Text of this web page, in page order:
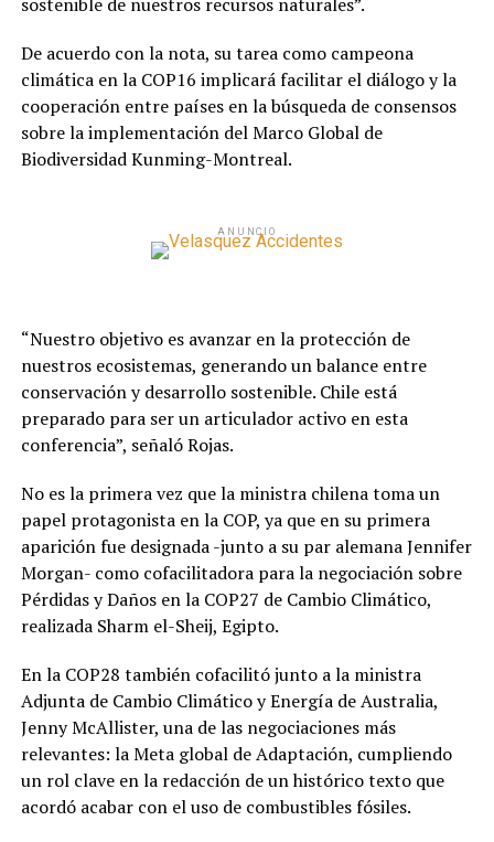
De acuerdo con la nota, su tarea como campeona
climática en la COP16 implicará facilitar el diálogo y la
cooperación entre países en la búsqueda de consensos
sobre la implementación del Marco Global de
Biodiversidad Kunming-Montreal.
ANUNCIO
“Nuestro objetivo es avanzar en la protección de
nuestros ecosistemas, generando un balance entre
conservación y desarrollo sostenible. Chile está
preparado para ser un articulador activo en esta
conferencia”, señaló Rojas.
No es la primera vez que la ministra chilena toma un
papel protagonista en la COP, ya que en su primera
aparición fue designada -junto a su par alemana Jennifer
Morgan- como cofacilitadora para la negociación sobre
Pérdidas y Daños en la COP27 de Cambio Climático,
realizada Sharm el-Sheij, Egipto.
En la COP28 también cofacilitó junto a la ministra
Adjunta de Cambio Climático y Energía de Australia,
Jenny McAllister, una de las negociaciones más
relevantes: la Meta global de Adaptación, cumpliendo
un rol clave en la redacción de un histórico texto que
acordó acabar con el uso de combustibles fósiles.